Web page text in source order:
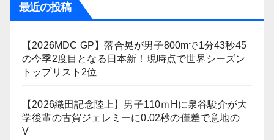
最近の投稿
【2026MDC GP】落合晃が男子800mで1分43秒45
の今季2度目となる日本新！現時点で世界シーズン
トップリスト2位
【2026織田記念陸上】男子110ｍHに泉谷駿介が大
学後輩の古賀ジェレミーに0.02秒の僅差で意地の
V